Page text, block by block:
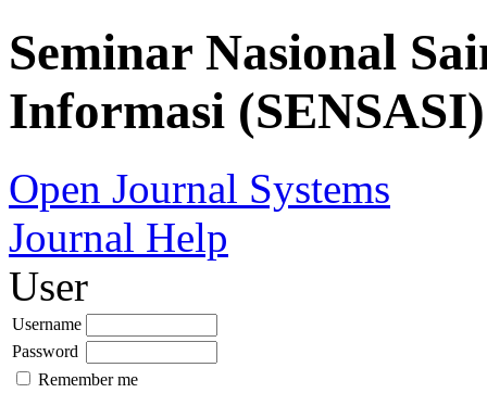
Seminar Nasional
Informasi (SENSASI)
Open Journal Systems
Journal Help
User
Username
Password
Remember me